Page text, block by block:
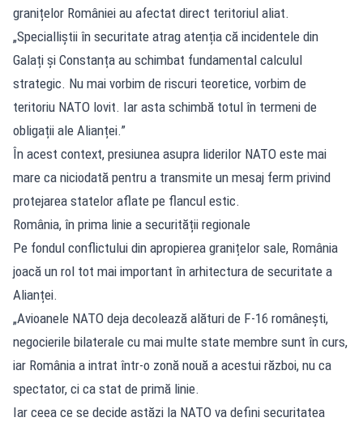
granițelor României au afectat direct teritoriul aliat.
„Specialliștii în securitate atrag atenția că incidentele din
Galați și Constanța au schimbat fundamental calculul
strategic. Nu mai vorbim de riscuri teoretice, vorbim de
teritoriu NATO lovit. Iar asta schimbă totul în termeni de
obligații ale Alianței.”
În acest context, presiunea asupra liderilor NATO este mai
mare ca niciodată pentru a transmite un mesaj ferm privind
protejarea statelor aflate pe flancul estic.
România, în prima linie a securității regionale
Pe fondul conflictului din apropierea granițelor sale, România
joacă un rol tot mai important în arhitectura de securitate a
Alianței.
„Avioanele NATO deja decolează alături de F-16 românești,
negocierile bilaterale cu mai multe state membre sunt în curs,
iar România a intrat într-o zonă nouă a acestui război, nu ca
spectator, ci ca stat de primă linie.
Iar ceea ce se decide astăzi la NATO va defini securitatea